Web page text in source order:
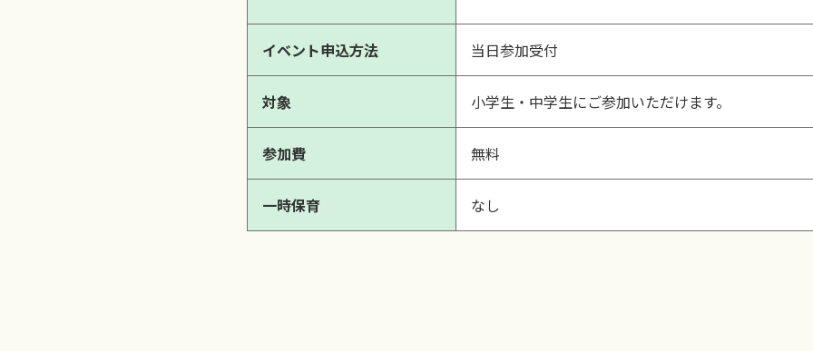
イベント申込方法 当日参加受付
対象 小学生・中学生にご参加いただけます。
参加費 無料
一時保育 なし